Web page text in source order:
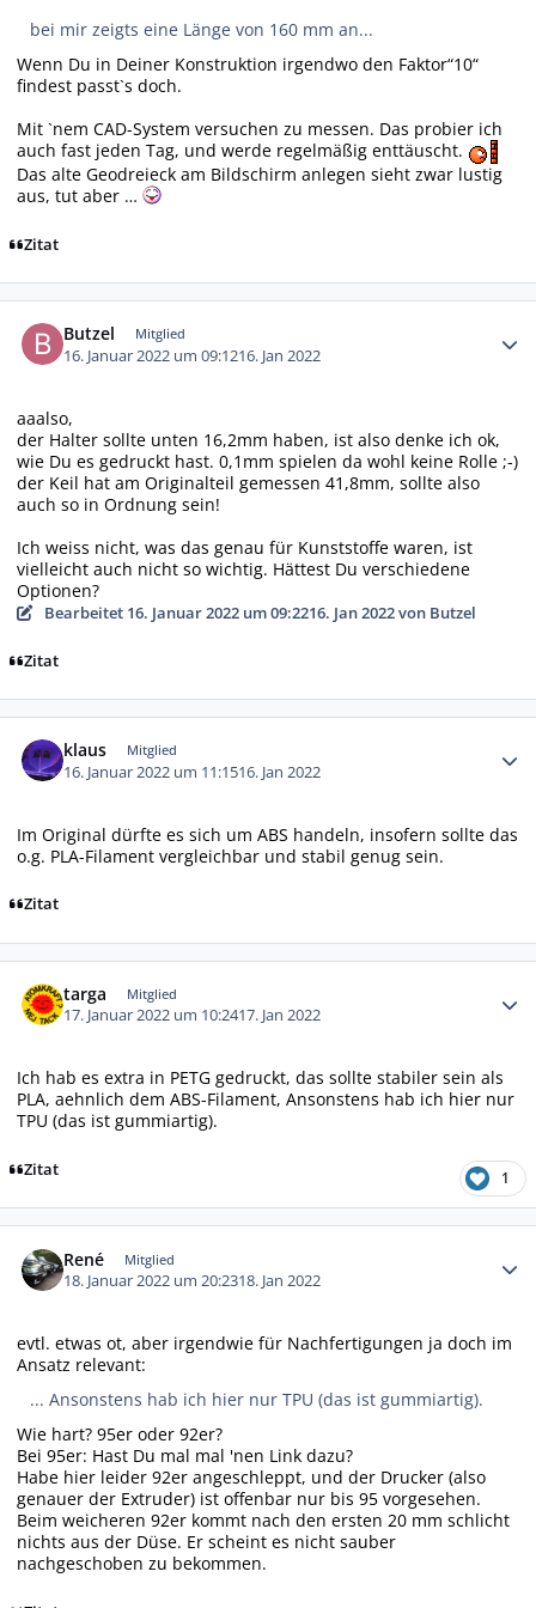
bei mir zeigts eine Länge von 160 mm an...
Wenn Du in Deiner Konstruktion irgendwo den Faktor“10“
findest passt`s doch.
Mit `nem CAD-System versuchen zu messen. Das probier ich
auch fast jeden Tag, und werde regelmäßig enttäuscht.
Das alte Geodreieck am Bildschirm anlegen sieht zwar lustig
aus, tut aber …
Zitat
Butzel Mitglied
16. Januar 2022 um 09:1216. Jan 2022
aaalso,
der Halter sollte unten 16,2mm haben, ist also denke ich ok,
wie Du es gedruckt hast. 0,1mm spielen da wohl keine Rolle ;-)
der Keil hat am Originalteil gemessen 41,8mm, sollte also
auch so in Ordnung sein!
Ich weiss nicht, was das genau für Kunststoffe waren, ist
vielleicht auch nicht so wichtig. Hättest Du verschiedene
Optionen?
Bearbeitet 16. Januar 2022 um 09:2216. Jan 2022von Butzel
Zitat
klaus Mitglied
16. Januar 2022 um 11:1516. Jan 2022
Im Original dürfte es sich um ABS handeln, insofern sollte das
o.g. PLA-Filament vergleichbar und stabil genug sein.
Zitat
targa Mitglied
17. Januar 2022 um 10:2417. Jan 2022
Ich hab es extra in PETG gedruckt, das sollte stabiler sein als
PLA, aehnlich dem ABS-Filament, Ansonstens hab ich hier nur
TPU (das ist gummiartig).
Zitat 1
René Mitglied
18. Januar 2022 um 20:2318. Jan 2022
evtl. etwas ot, aber irgendwie für Nachfertigungen ja doch im
Ansatz relevant:
... Ansonstens hab ich hier nur TPU (das ist gummiartig).
Wie hart? 95er oder 92er?
Bei 95er: Hast Du mal mal 'nen Link dazu?
Habe hier leider 92er angeschleppt, und der Drucker (also
genauer der Extruder) ist offenbar nur bis 95 vorgesehen.
Beim weicheren 92er kommt nach den ersten 20 mm schlicht
nichts aus der Düse. Er scheint es nicht sauber
nachgeschoben zu bekommen.